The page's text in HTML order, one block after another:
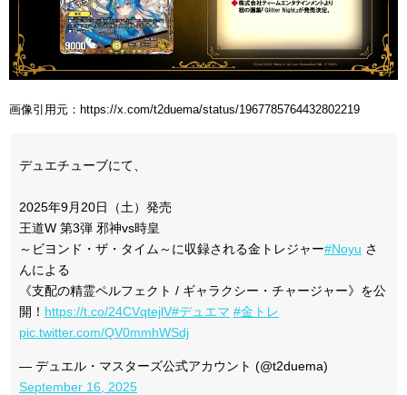
画像引用元：https://x.com/t2duema/status/1967785764432802219
デュエチューブにて、
2025年9月20日（土）発売
王道W 第3弾 邪神vs時皇
～ビヨンド・ザ・タイム～に収録される金トレジャー#Noyu さ
んによる
《支配の精霊ペルフェクト / ギャラクシー・チャージャー》を公
開！ https://t.co/24CVqtejlV#デュエマ #金トレ
pic.twitter.com/QV0mmhWSdj
— デュエル・マスターズ公式アカウント (@t2duema)
September 16, 2025